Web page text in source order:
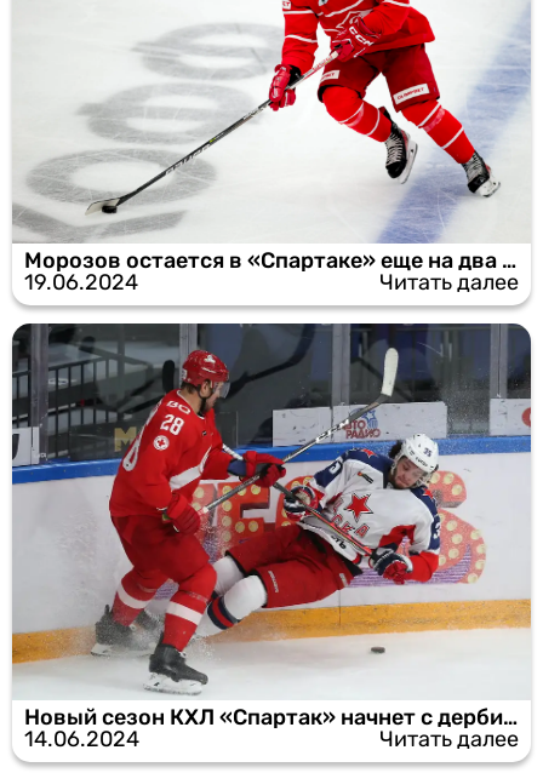
Морозов остается в «Спартаке» еще на два года
19.06.2024
Читать далее
Новый сезон КХЛ «Спартак» начнет с дерби против ЦСКА
14.06.2024
Читать далее